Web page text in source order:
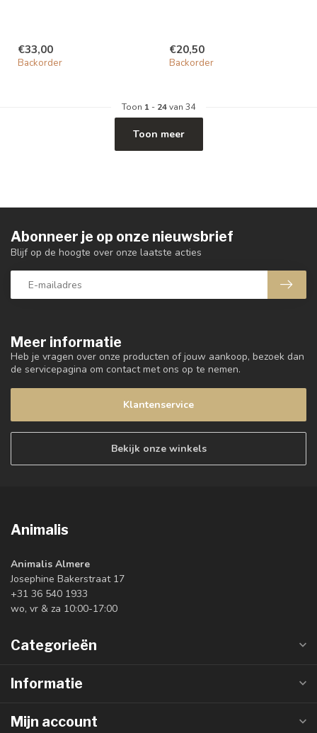
€33,00
Backorder
€20,50
Backorder
Toon 1 - 24van 34
Toon meer
Meer informatie
Heb je vragen over onze producten of jouw aankoop, bezoek dan
de servicepagina om contact met ons op te nemen.
Klantenservice
Bekijk onze winkels
Abonneer je op onze nieuwsbrief
Blijf op de hoogte over onze laatste acties
Animalis
Animalis Almere
Josephine Bakerstraat 17
+31 36 540 1933
wo, vr & za 10:00-17:00
Categorieën
Informatie
Mijn account